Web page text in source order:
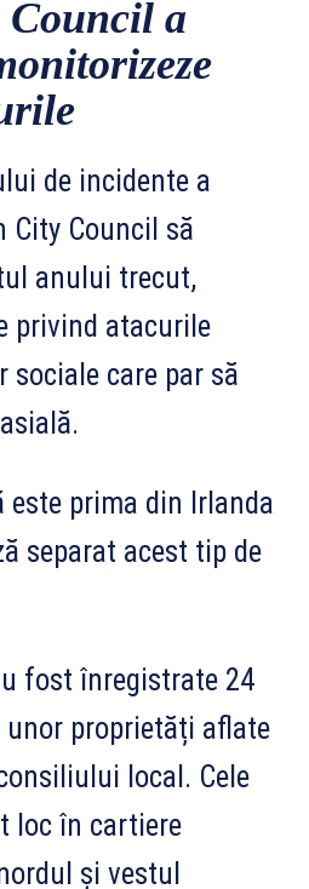
a
de incidente a
City Council să
anului trecut,
privind atacurile
sociale care par să
prima din Irlanda
separat acest tip de
fost înregistrate 24
proprietăți aflate
local. Cele
loc în cartiere
și vestul